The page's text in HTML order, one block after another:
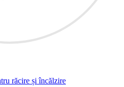
răcire și încălzire